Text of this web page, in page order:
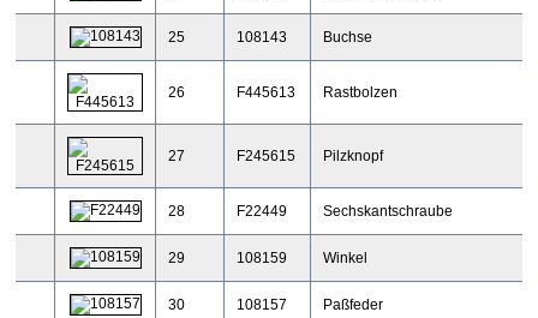
25 108143 Buchse
26 F445613 Rastbolzen
27 F245615 Pilzknopf
28 F22449 Sechskantschraube
29 108159 Winkel
30 108157 Paßfeder